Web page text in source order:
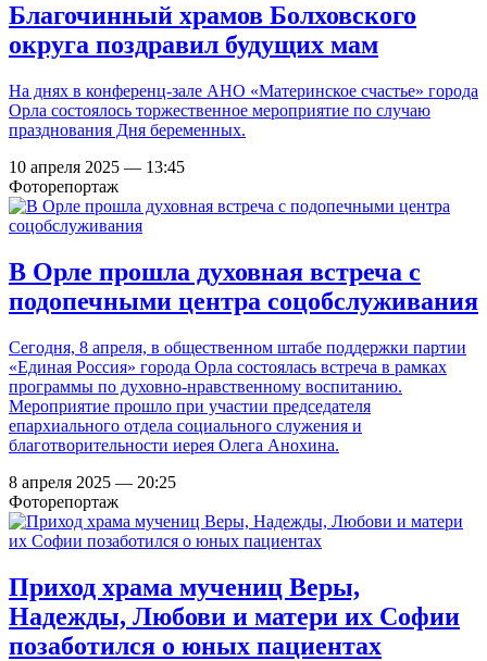
Благочинный храмов Болховского
округа поздравил будущих мам
На днях в конференц-зале АНО «Материнское счастье» города
Орла состоялось торжественное мероприятие по случаю
празднования Дня беременных.
10 апреля 2025 — 13:45
Фоторепортаж
В Орле прошла духовная встреча с
подопечными центра соцобслуживания
Сегодня, 8 апреля, в общественном штабе поддержки партии
«Единая Россия» города Орла состоялась встреча в рамках
программы по духовно-нравственному воспитанию.
Мероприятие прошло при участии председателя
епархиального отдела социального служения и
благотворительности иерея Олега Анохина.
8 апреля 2025 — 20:25
Фоторепортаж
Приход храма мучениц Веры,
Надежды, Любови и матери их Софии
позаботился о юных пациентах